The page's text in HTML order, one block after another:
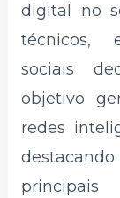
digital no
técnicos,
sociais
objetivo
redes